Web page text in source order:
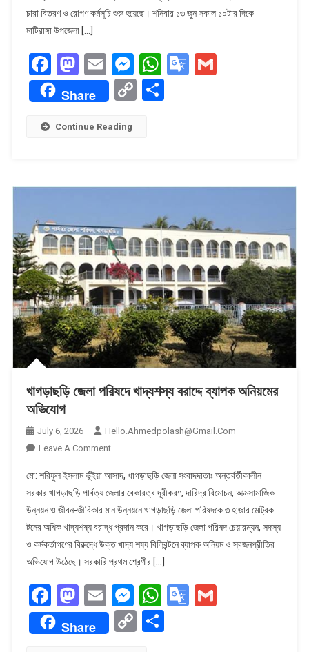
বিনামূল্যে
চারা
বিতরণ
করবে
বিভাগ।
চারা বিতরণ ও রোপণ কর্মসূচি শুরু হয়েছে। ​শনিবার ১৩ জুন সকাল ১০টার দিকে
মাটিরাঙ্গা উপজেলা […]
Facebook
Mastodon
EmailMessenger
WhatsApp
Google
Gmail
Share
CopyShare
Continue Reading
খাগড়াছড়ি জেলা পরিষদে খাদ্যশস্য বরাদ্দে ব্যাপক অনিয়মের
অভিযোগ
July 6, 2026
Hello.ahmedpolash@gmail.com
Leave A CommentOn
জেলা
পরিষদে
খাদ্যশস্য
বরাদ্দে
ব্যাপক
অনিয়মের
মো: শরিফুল ইসলাম ভূঁইয়া আসাদ, খাগড়াছড়ি জেলা সংবাদদাতাঃ অন্তর্বর্তীকালীন
সরকার খাগড়াছড়ি পার্বত্য জেলার বেকারত্ব দূরীকরণ, দারিদ্র বিমোচন, আত্মসামাজিক
উন্নয়ন ও জীবন-জীবিকার মান উন্নয়নে খাগড়াছড়ি জেলা পরিষদকে ৩ হাজার মেট্রিক
টনের অধিক খাদ্যশষ্য বরাদ্ধ প্রদান করে। খাগড়াছড়ি জেলা পরিষদ চেয়ারম্যন, সদস্য
ও কর্মকর্তাগণের বিরুদ্ধে উক্ত খাদ্য শষ্য বিলিবন্টনে ব্যাপক অনিয়ম ও স্বজনপ্রীতির
অভিযোগ উঠেছে। সরকারি প্রথম শ্রেণীর […]
Facebook
Mastodon
EmailMessenger
WhatsApp
Google
Gmail
Share
CopyShare